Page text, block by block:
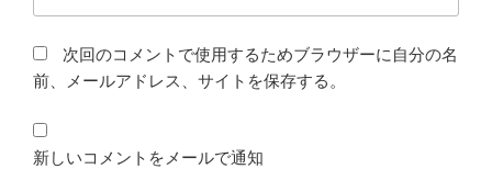
次回のコメントで使用するためブラウザーに自分の名
前、メールアドレス、サイトを保存する。
新しいコメントをメールで通知